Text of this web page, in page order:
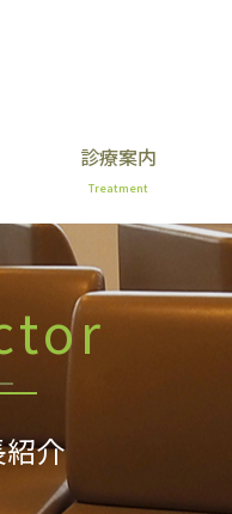
診療案内
Treatment
介